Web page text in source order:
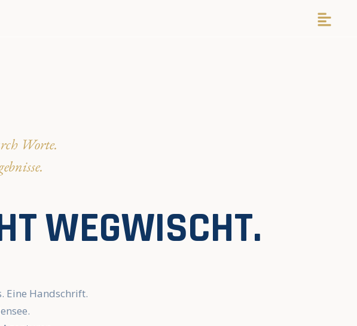
Worte.
WEGWISCHT.
Eine Handschrift.